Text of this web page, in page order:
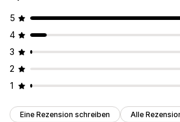
5
4
3
2
1
Eine Rezension schreiben Alle